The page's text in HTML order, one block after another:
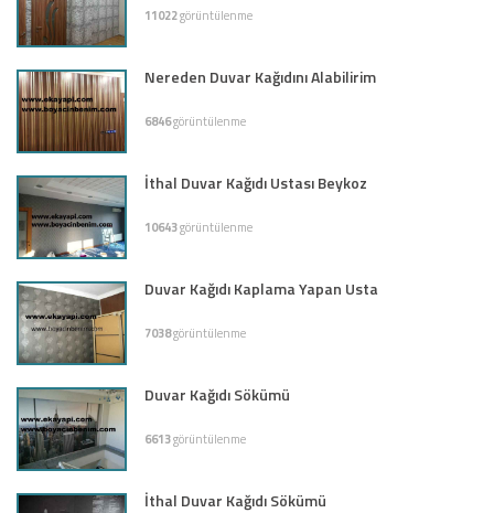
11022görüntülenme
Nereden Duvar Kağıdını Alabilirim
6846görüntülenme
İthal Duvar Kağıdı Ustası Beykoz
10643görüntülenme
Duvar Kağıdı Kaplama Yapan Usta
7038görüntülenme
Duvar Kağıdı Sökümü
6613görüntülenme
İthal Duvar Kağıdı Sökümü